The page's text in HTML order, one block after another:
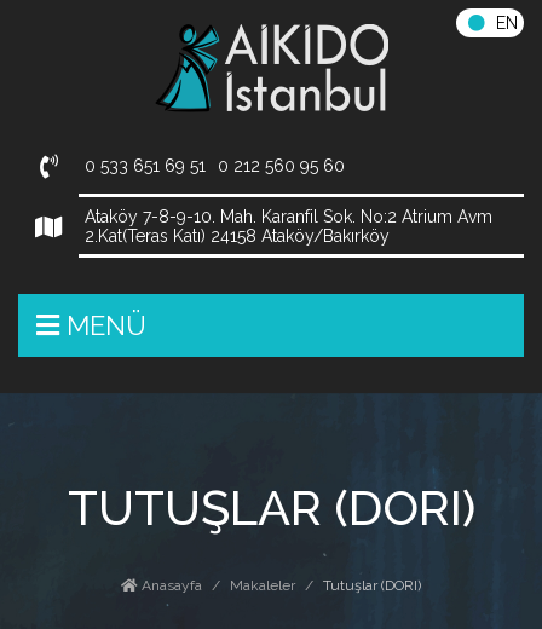
0 533 651 69 51 0 212 560 95 60
Ataköy 7-8-9-10. Mah. Karanfil Sok. No:2 Atrium Avm
2.Kat(Teras Katı) 24158 Ataköy/Bakırköy
EN
MENÜ
TUTUŞLAR (DORI)
Anasayfa Makaleler Tutuşlar (DORI)